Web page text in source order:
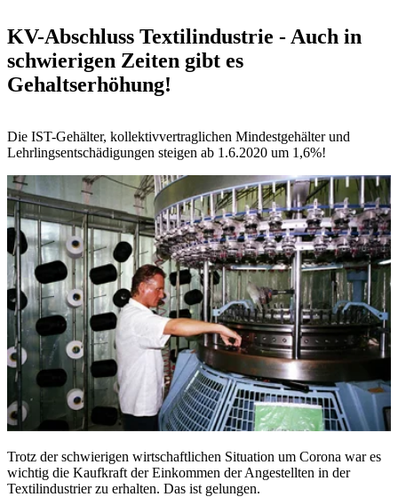
KV-Abschluss Textilindustrie - Auch in
schwierigen Zeiten gibt es
Gehaltserhöhung!
Die IST-Gehälter, kollektivvertraglichen Mindestgehälter und
Lehrlingsentschädigungen steigen ab 1.6.2020 um 1,6%!
Trotz der schwierigen wirtschaftlichen Situation um Corona war es
wichtig die Kaufkraft der Einkommen der Angestellten in der
Textilindustrier zu erhalten. Das ist gelungen.